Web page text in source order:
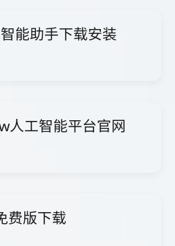
能助手下载安装
人工智能平台官网
费版下载